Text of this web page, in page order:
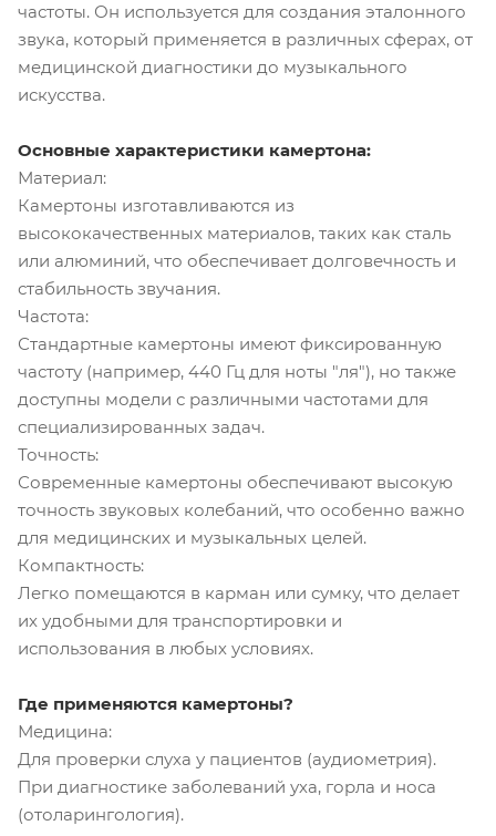
частоты. Он используется для создания эталонного
звука, который применяется в различных сферах, от
медицинской диагностики до музыкального
искусства.
Основные характеристики камертона:
Материал:
Камертоны изготавливаются из
высококачественных материалов, таких как сталь
или алюминий, что обеспечивает долговечность и
стабильность звучания.
Частота:
Стандартные камертоны имеют фиксированную
частоту (например, 440 Гц для ноты "ля"), но также
доступны модели с различными частотами для
специализированных задач.
Точность:
Современные камертоны обеспечивают высокую
точность звуковых колебаний, что особенно важно
для медицинских и музыкальных целей.
Компактность:
Легко помещаются в карман или сумку, что делает
их удобными для транспортировки и
использования в любых условиях.
Где применяются камертоны?
Медицина:
Для проверки слуха у пациентов (аудиометрия).
При диагностике заболеваний уха, горла и носа
(отоларингология).